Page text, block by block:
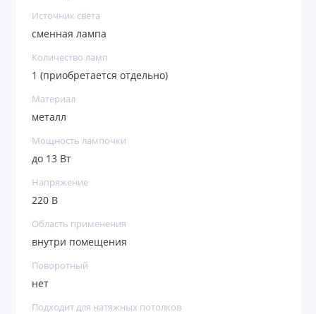
Источник света
сменная лампа
Количество ламп
1 (приобретается отдельно)
Материал
металл
Мощность лампочки
до 13 Вт
Напряжение
220 В
Область применения
внутри помещения
Поворотный
нет
Подходит для натяжных потолков